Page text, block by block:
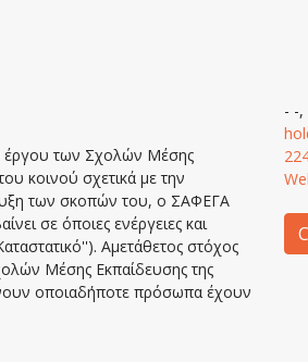
έργου των Σχολών Μέσης
κοινού σχετικά με την
των σκοπών του, ο ΣΑΦΕΓΑ
σε όποιες ενέργειες και
Αμετάθετος στόχος
Μέσης Εκπαίδευσης της
οποιαδήποτε πρόσωπα έχουν
- -,